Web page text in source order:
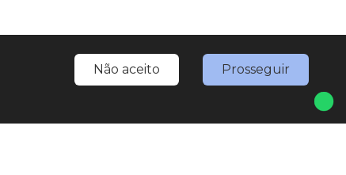
Não aceito Prosseguir